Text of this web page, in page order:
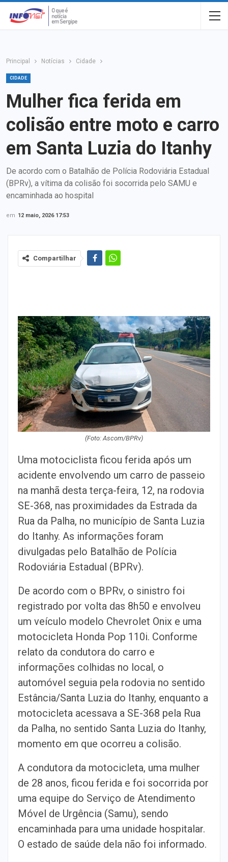
Principal Notícias Cidade
CIDADE
Mulher fica ferida em
colisão entre moto e carro
em Santa Luzia do Itanhy
De acordo com o Batalhão de Polícia Rodoviária Estadual
(BPRv), a vítima da colisão foi socorrida pelo SAMU e
encaminhada ao hospital
em 12 maio, 2026 17:53
Compartilhar
(Foto: Ascom/BPRv)
Uma motociclista ficou ferida após um
acidente envolvendo um carro de passeio
na manhã desta terça-feira, 12, na rodovia
SE-368, nas proximidades da Estrada da
Rua da Palha, no município de Santa Luzia
do Itanhy. As informações foram
divulgadas pelo Batalhão de Polícia
Rodoviária Estadual (BPRv).
De acordo com o BPRv, o sinistro foi
registrado por volta das 8h50 e envolveu
um veículo modelo Chevrolet Onix e uma
motocicleta Honda Pop 110i. Conforme
relato da condutora do carro e
informações colhidas no local, o
automóvel seguia pela rodovia no sentido
Estância/Santa Luzia do Itanhy, enquanto a
motocicleta acessava a SE-368 pela Rua
da Palha, no sentido Santa Luzia do Itanhy,
momento em que ocorreu a colisão.
A condutora da motocicleta, uma mulher
de 28 anos, ficou ferida e foi socorrida por
uma equipe do Serviço de Atendimento
Móvel de Urgência (Samu), sendo
encaminhada para uma unidade hospitalar.
O estado de saúde dela não foi informado.